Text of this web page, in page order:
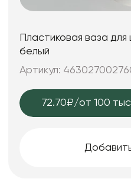
Пластиковая ваза
белый
Артикул:
72.70₽/от 100